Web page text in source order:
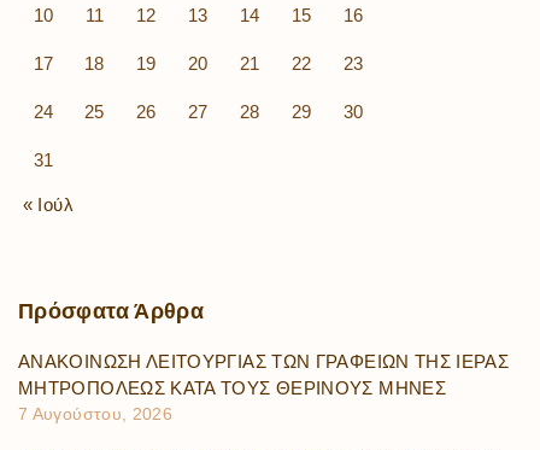
10 11 12 13 14 15 16
17 18 19 20 21 22 23
24 25 26 27 28 29 30
31
« Ιούλ
Πρόσφατα Άρθρα
ΑΝΑΚΟΙΝΩΣΗ ΛΕΙΤΟΥΡΓΙΑΣ ΤΩΝ ΓΡΑΦΕΙΩΝ ΤΗΣ ΙΕΡΑΣ
ΜΗΤΡΟΠΟΛΕΩΣ ΚΑΤΑ ΤΟΥΣ ΘΕΡΙΝΟΥΣ ΜΗΝΕΣ
7 Αυγούστου, 2026